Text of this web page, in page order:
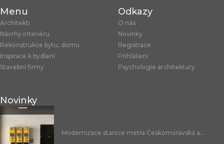
Menu
Architekti
Návrhy interiéru
Rekonstrukce bytu, domu
Inspirace k bydlení
Stavební firmy
Odkazy
O nás
Novinky
Registrace
Přihlášení
Psychologie architektury
Novinky
Modernizace stanice metra Českomoravská a...